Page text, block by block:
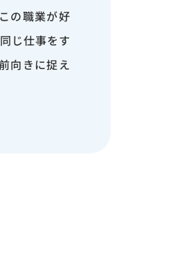
の職業が好
じ仕事をす
向きに捉え